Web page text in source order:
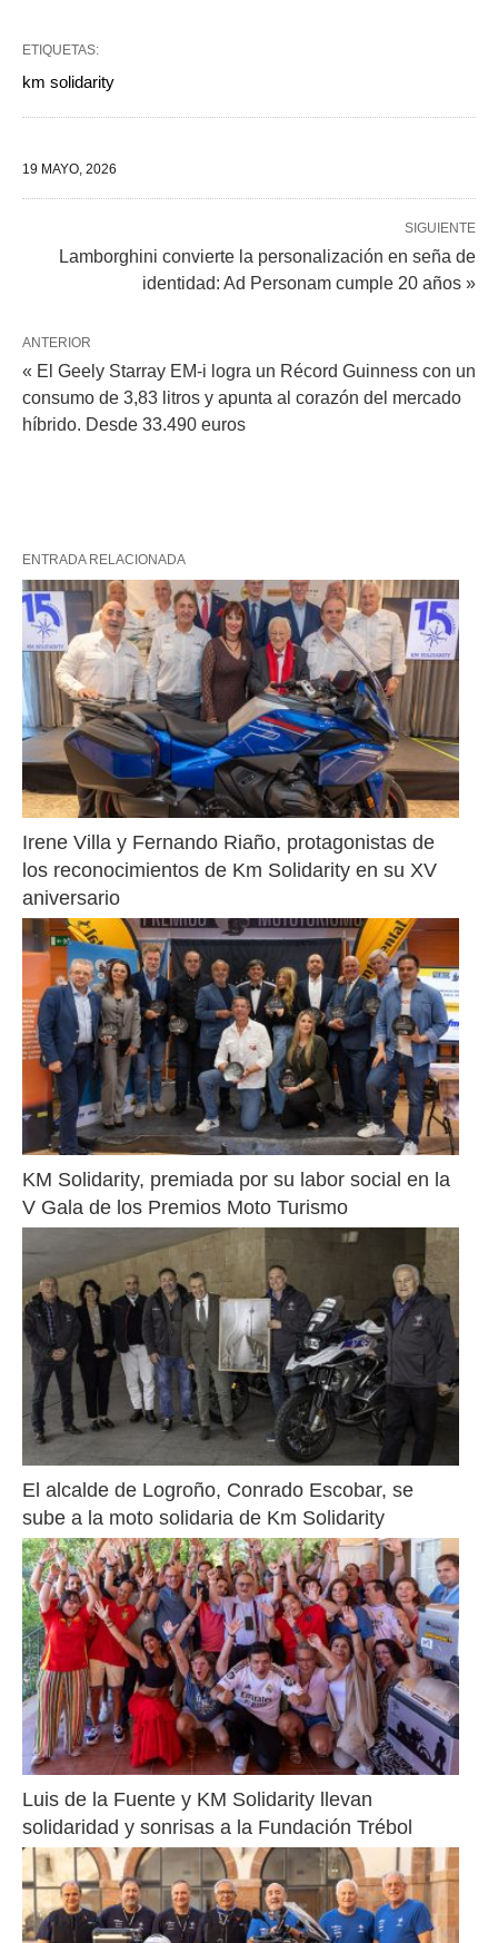
ETIQUETAS:
km solidarity
19 MAYO, 2026
SIGUIENTE
Lamborghini convierte la personalización en seña de
identidad: Ad Personam cumple 20 años »
ANTERIOR
« El Geely Starray EM-i logra un Récord Guinness con un
consumo de 3,83 litros y apunta al corazón del mercado
híbrido. Desde 33.490 euros
ENTRADA RELACIONADA
Irene Villa y Fernando Riaño, protagonistas de
los reconocimientos de Km Solidarity en su XV
aniversario
KM Solidarity, premiada por su labor social en la
V Gala de los Premios Moto Turismo
El alcalde de Logroño, Conrado Escobar, se
sube a la moto solidaria de Km Solidarity
Luis de la Fuente y KM Solidarity llevan
solidaridad y sonrisas a la Fundación Trébol